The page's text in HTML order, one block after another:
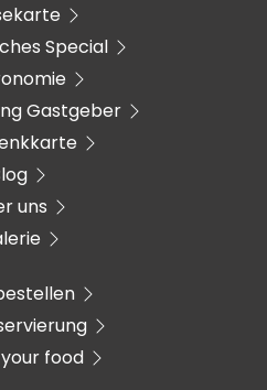
Special
Gastgeber
uns
food